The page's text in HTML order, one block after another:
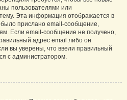
пользователями или
Эта информация отображается в
прислано email-сообщение,
Если email-сообщение не получено,
адрес email либо он
вы уверены, что ввели правильный
с администратором.